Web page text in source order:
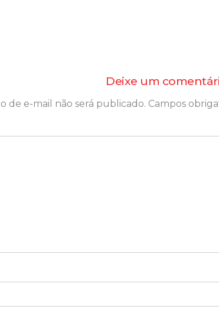
Deixe um
de e-mail não será publicado. Campos